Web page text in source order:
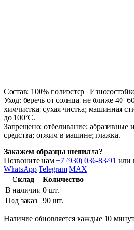
Состав: 100% полиэстер |
Уход: беречь от солнца; не ближе
химчистка; сухая чистка; машинная
до 100°C.
Запрещено: отбеливание; абразивные
средства; отжим в машине; глажка.
Закажем образцы шенилла?
Позвоните нам +7 (930) 036-83-91 или
WhatsApp Telegram MAX
Склад
Количество
В наличии 0 шт.
Под заказ
90 шт.
Наличие обновляется каждые 10